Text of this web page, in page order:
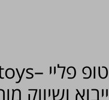
טופ פליי –topplay toys
ייבוא ושיווק